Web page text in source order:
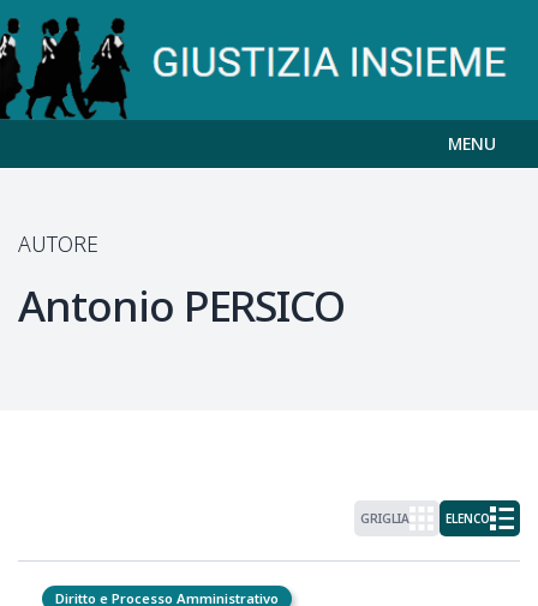
MENU
AUTORE
Antonio PERSICO
GRIGLIA ELENCO
Diritto e Processo Amministrativo